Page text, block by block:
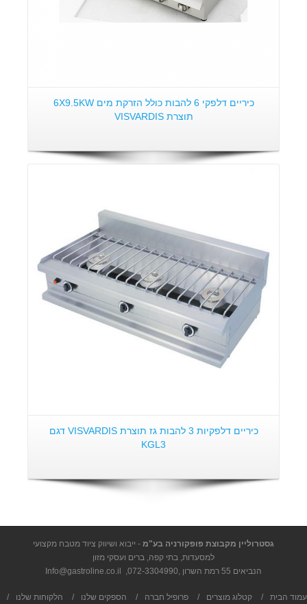
כיריים דלפקי 6 להבות כולל הזרקת מים 6X9.5KW
תוצרת VISVARDIS
פרטים:
כיריים דלפקיות 3 להבות גז תוצרת VISVARDIS דגם
KGL3
גסטרוליין מקבוצת פופקורניה בע"מ - ייבוא ושיווק ציוד מטבח מקצועי
למסעדות, בתי קפה, ברים ועסקי מזון
הנביאים 55 רמת השרון ,
072-3304990
Info@gastroline.co.il
עמוד הבית / קטלוג מוצרים / פרופיל חברה / הספקים שלנו / הלקוחות שלנו /